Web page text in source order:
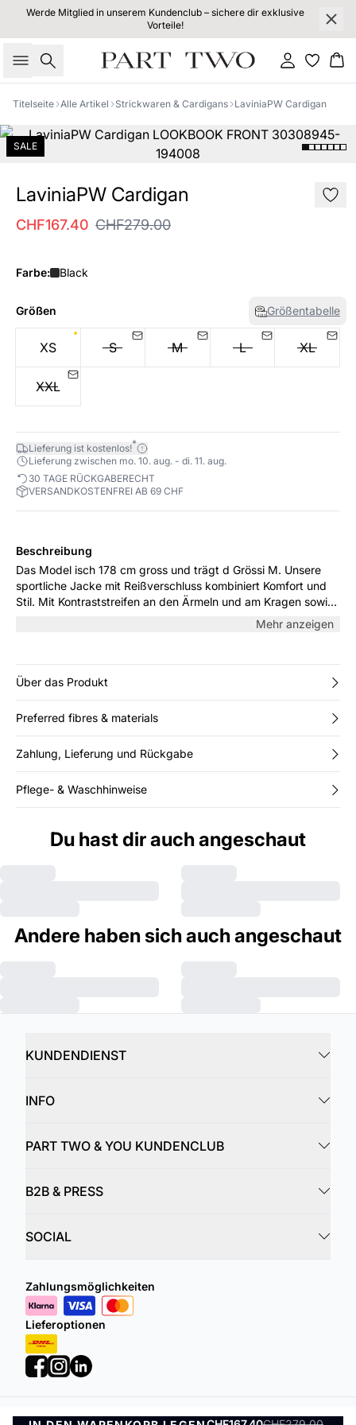
Werde Mitglied in unserem Kundenclub – sichere dir exklusive
Vorteile!
Suche Einloggen
Titelseite Alle Artikel Strickwaren & Cardigans LaviniaPW Cardigan
SALE
LaviniaPW Cardigan
CHF167.40 CHF279.00
Farbe: Black
Größen Größentabelle
XS S M L XL
XXL
Lieferung ist kostenlos!*
Lieferung zwischen mo. 10. aug. - di. 11. aug.
30 TAGE RÜCKGABERECHT
VERSANDKOSTENFREI AB 69 CHF
Beschreibung
Das Model isch 178 cm gross und trägt d Grössi M. Unsere
sportliche Jacke mit Reißverschluss kombiniert Komfort und
Stil. Mit Kontraststreifen an den Ärmeln und am Kragen sowie
einer lockeren Passform ist sie perfekt für den Alltag und die
Freizeit. Hergestellt aus weichem, dehnbarem Material für
Mehr anzeigen
Über das Produkt
Preferred fibres & materials
Zahlung, Lieferung und Rückgabe
Pflege- & Waschhinweise
Du hast dir auch angeschaut
Andere haben sich auch angeschaut
KUNDENDIENST
INFO
PART TWO & YOU KUNDENCLUB
B2B & PRESS
SOCIAL
Zahlungsmöglichkeiten
Lieferoptionen